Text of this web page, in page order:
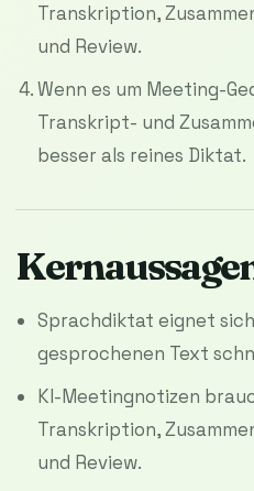
Transkription,
und Review.
Wenn es um Meeting-
Transkript- und
besser als reines Diktat.
Sprachdiktat eignet
gesprochenen Text
KI-Meetingnotizen
Transkription,
und Review.